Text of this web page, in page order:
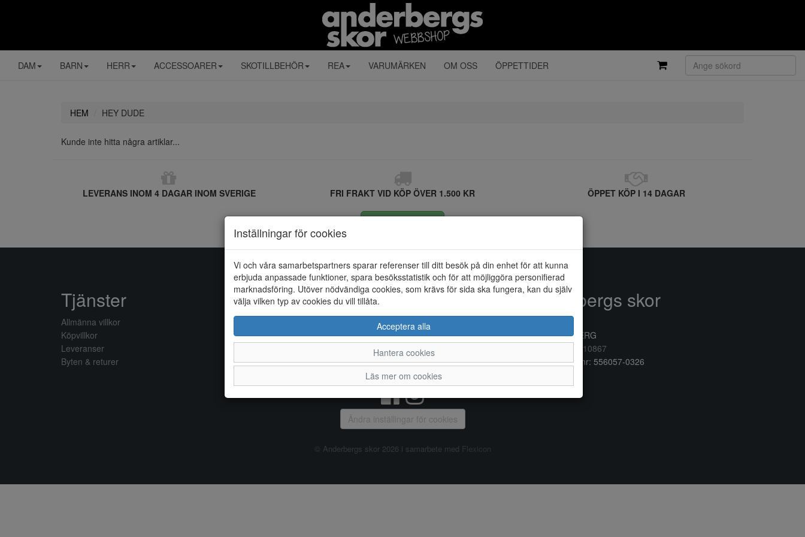
DAM BARN HERR ACCESSOARER SKOTILLBEHÖR REA VARUMÄRKEN OM OSS ÖPPETTIDER
HEM HEY DUDE
Kunde inte hitta några artiklar...
LEVERANS INOM 4 DAGAR INOM SVERIGE FRI FRAKT VID KÖP ÖVER 1.500 KR ÖPPET KÖP I 14 DAGAR
Inställningar för cookies
Vi och våra samarbetspartners sparar referenser till ditt besök på din enhet för att kunna
erbjuda anpassade funktioner, spara besöksstatistik och för att möjliggöra personifierad
marknadsföring. Utöver nödvändiga cookies, som krävs för sida ska fungera, kan du själv
välja vilken typ av cookies du vill tillåta.
Acceptera alla
Hantera cookies
Läs mer om cookies
Tjänster
Allmänna villkor
Köpvillkor
Leveranser
Byten & returer
Allmänt
Om oss
Öppettider
Anderbergs skor
432 41 VARBERG
0340/10867
Organisationsnr: 556057-0326
Ändra inställingar för cookies
© Anderbergs skor 2026 i samarbete med Flexicon